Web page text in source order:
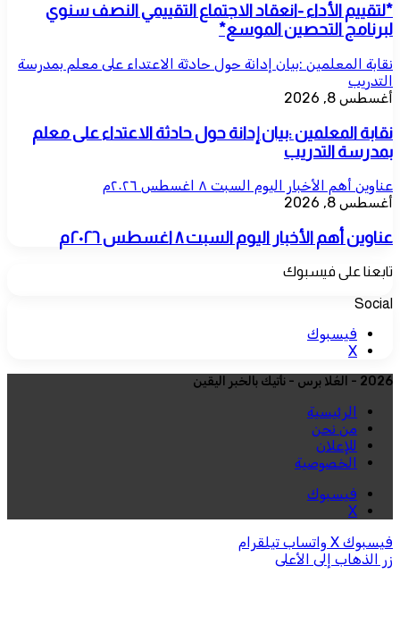
*لتقييم الأداء -انعقاد الاجتماع التقييمي النصف سنوي
لبرنامج التحصين الموسع*
نقابة المعلمين :بيان إدانة حول حادثة الاعتداء على معلم بمدرسة
التدريب
أغسطس 8, 2026
نقابة المعلمين :بيان إدانة حول حادثة الاعتداء على معلم
بمدرسة التدريب
عناوين أهم الأخبار اليوم السبت ٨ اغسطس ٢٠٢٦م
أغسطس 8, 2026
عناوين أهم الأخبار اليوم السبت ٨ اغسطس ٢٠٢٦م
تابعنا على فيسبوك
Social
فيسبوك
‫X
2026 - العُلا برس - نأتيك بالخبر اليقين
الرئيسية
من نحن
للإعلان
الخصوصية
فيسبوك
‫X
فيسبوك ‫X واتساب تيلقرام
زر الذهاب إلى الأعلى